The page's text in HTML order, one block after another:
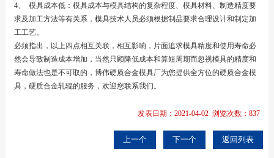
4、 模具成本低：模具成本与模具结构的复杂程度、模具材料、制造精度要
求及加工方法等有关系，模具技术人员必须根据制品要求合理设计和制定加
工工艺。
必须指出，以上四点相互关联，相互影响，片面追求模具精度和使用寿命必
然会导致制造成本增加，当然只顾降低成本和算短周期而忽视模具的精度和
寿命做法也是不可取的，博伟硬质合金模具厂为您提供全方位的硬质合金模
具，硬质合金轧辊的服务，欢迎您联系我们。
发表日期：2021-04-02 浏览次数：837
上一个 下一个 返回列表